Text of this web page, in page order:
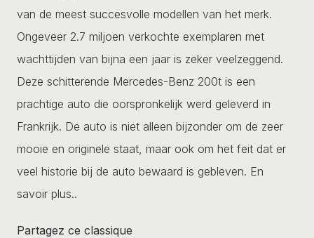
van de meest succesvolle modellen van het merk.
Ongeveer 2.7 miljoen verkochte exemplaren met
wachttijden van bijna een jaar is zeker veelzeggend.
Deze schitterende Mercedes-Benz 200t is een
prachtige auto die oorspronkelijk werd geleverd in
Frankrijk. De auto is niet alleen bijzonder om de zeer
mooie en originele staat, maar ook om het feit dat er
veel historie bij de auto bewaard is gebleven. En
savoir plus..
Partagez ce classique